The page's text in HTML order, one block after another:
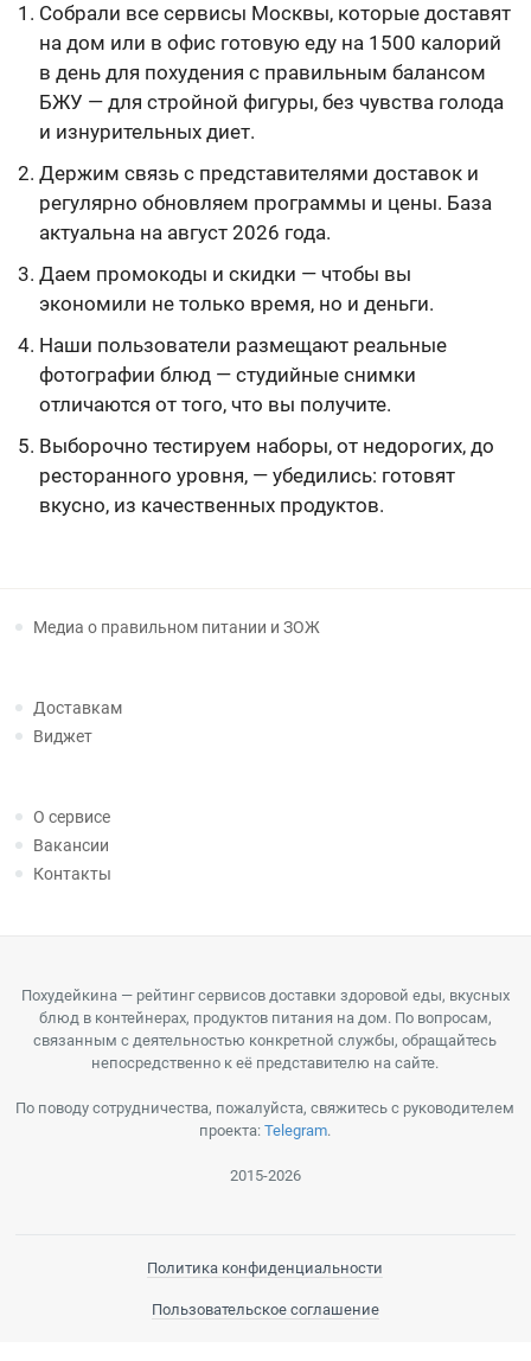
Собрали все сервисы Москвы, которые доставят
на дом или в офис готовую еду на 1500 калорий
в день для похудения с правильным балансом
БЖУ — для стройной фигуры, без чувства голода
и изнурительных диет.
Держим связь с представителями доставок и
регулярно обновляем программы и цены. База
актуальна на август 2026 года.
Даем промокоды и скидки — чтобы вы
экономили не только время, но и деньги.
Наши пользователи размещают реальные
фотографии блюд — студийные снимки
отличаются от того, что вы получите.
Выборочно тестируем наборы, от недорогих, до
ресторанного уровня, — убедились: готовят
вкусно, из качественных продуктов.
Медиа о правильном питании и ЗОЖ
Доставкам
Виджет
О сервисе
Вакансии
Контакты
Похудейкина — рейтинг сервисов доставки здоровой еды, вкусных
блюд в контейнерах, продуктов питания на дом. По вопросам,
связанным с деятельностью конкретной службы, обращайтесь
непосредственно к её представителю на сайте.
По поводу сотрудничества, пожалуйста, свяжитесь с руководителем
проекта:Telegram.
2015-2026
Политика конфиденциальности
Пользовательское соглашение